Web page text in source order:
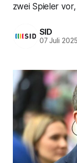
zwei Spieler
SID
07 Juli 2025